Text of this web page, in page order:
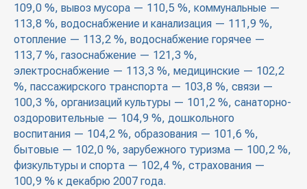
109,0 %, вывоз мусора — 110,5 %, коммунальные —
113,8 %, водоснабжение и канализация — 111,9 %,
отопление — 113,2 %, водоснабжение горячее —
113,7 %, газоснабжение — 121,3 %,
электроснабжение — 113,3 %, медицинские — 102,2
%, пассажирского транспорта — 103,8 %, связи —
100,3 %, организаций культуры — 101,2 %, санаторно-
оздоровительные — 104,9 %, дошкольного
воспитания — 104,2 %, образования — 101,6 %,
бытовые — 102,0 %, зарубежного туризма — 100,2 %,
физкультуры и спорта — 102,4 %, страхования —
100,9 % к декабрю 2007 года.